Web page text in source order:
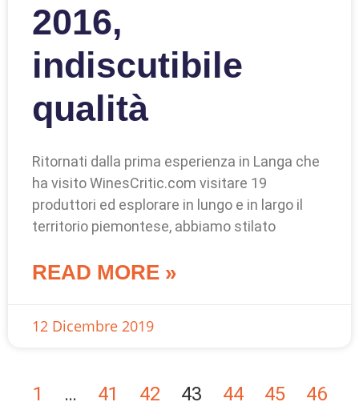
2016,
indiscutibile
qualità
Ritornati dalla prima esperienza in Langa che
ha visito WinesCritic.com visitare 19
produttori ed esplorare in lungo e in largo il
territorio piemontese, abbiamo stilato
READ MORE »
12 Dicembre 2019
1 … 41 42 43 44 45 46